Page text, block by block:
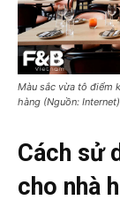
Màu sắc vừa tô điểm
hàng (Nguồn: Internet)
Cách sử
cho nhà